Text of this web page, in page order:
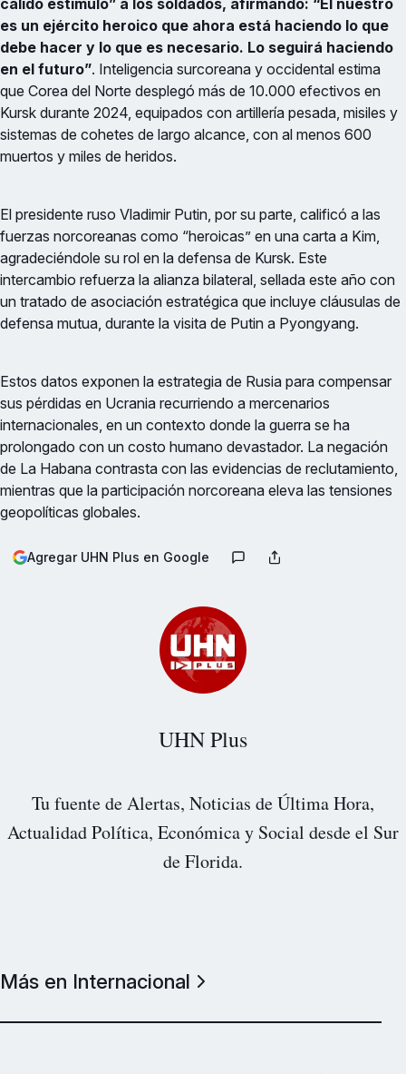
es un ejército heroico que ahora está haciendo lo que
debe hacer y lo que es necesario. Lo seguirá haciendo
en el futuro”. Inteligencia surcoreana y occidental estima
que Corea del Norte desplegó más de 10.000 efectivos en
Kursk durante 2024, equipados con artillería pesada, misiles y
sistemas de cohetes de largo alcance, con al menos 600
muertos y miles de heridos.
El presidente ruso Vladimir Putin, por su parte, calificó a las
fuerzas norcoreanas como “heroicas” en una carta a Kim,
agradeciéndole su rol en la defensa de Kursk. Este
intercambio refuerza la alianza bilateral, sellada este año con
un tratado de asociación estratégica que incluye cláusulas de
defensa mutua, durante la visita de Putin a Pyongyang.
Estos datos exponen la estrategia de Rusia para compensar
sus pérdidas en Ucrania recurriendo a mercenarios
internacionales, en un contexto donde la guerra se ha
prolongado con un costo humano devastador. La negación
de La Habana contrasta con las evidencias de reclutamiento,
mientras que la participación norcoreana eleva las tensiones
geopolíticas globales.
Agregar UHN Plus en Google
UHN Plus
Tu fuente de Alertas, Noticias de Última Hora,
Actualidad Política, Económica y Social desde el Sur
de Florida.
Más en Internacional